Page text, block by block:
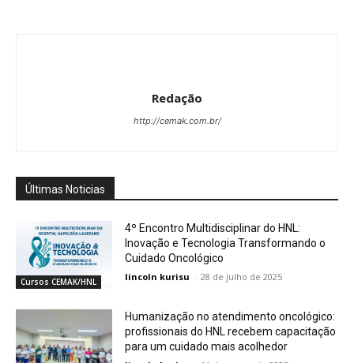
Redação
http://cemak.com.br/
Últimas Noticias
Cursos CEMAK/HNL
4º Encontro Multidisciplinar do HNL:
Inovação e Tecnologia Transformando o
Cuidado Oncológico
lincoln kurisu - 28 de julho de 2025
Humanização no atendimento oncológico:
profissionais do HNL recebem capacitação
para um cuidado mais acolhedor